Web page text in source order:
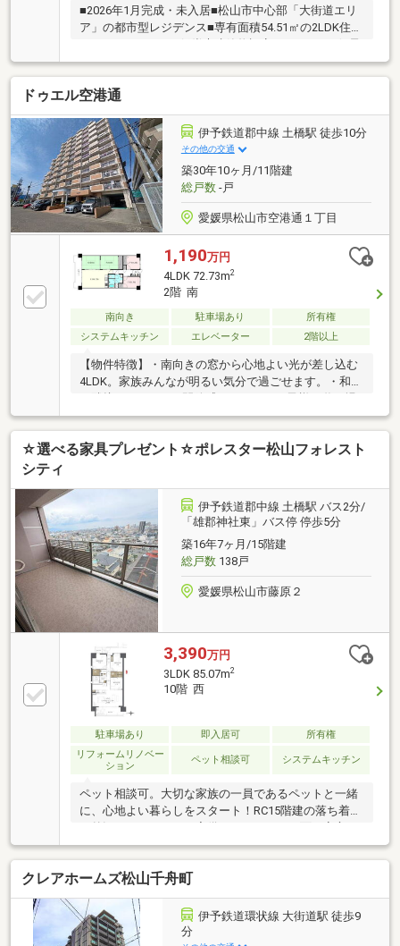
■2026年1月完成・未入居■松山市中心部「大街道エリ
ア」の都市型レジデンス■専有面積54.51㎡の2LDK住戸
鉄「大街道」電停徒歩6分
ドゥエル空港通
伊予鉄道郡中線 土橋駅 徒歩10分
その他の交通
築30年10ヶ月/11階建
総戸数-戸
愛媛県松山市空港通１丁目
1,190万円
4LDK 72.73m2
2階 南
南向き 駐車場あり
所有権
システムキッチン
エレベーター 2階以上
【物件特徴】・南向きの窓から心地よい光が差し込む
4LDK。家族みんなが明るい気分で過ごせます。・和室
や休憩スペースにも最適です。・システムキッチンや
温水洗浄便座など、毎日の暮らしを支える充実の設備
が整います。・マルナカ土居田店まで徒歩6分。夕食
けもスムーズで心にゆとり。バイク置場：５００円／
月額駐車場1台可。
☆選べる家具プレゼント☆ポレスター松山フォレスト
シティ
伊予鉄道郡中線 土橋駅 バス2分/
「雄郡神社東」バス停 停歩5分
築16年7ヶ月/15階建
総戸数138戸
愛媛県松山市藤原２
3,390万円
3LDK 85.07m2
10階 西
駐車場あり 即入居可
所有権
リフォームリノベー
ション
ペット相談可 システムキッチン
ペット相談可。大切な家族の一員であるペットと一緒
に、心地よい暮らしをスタート！RC15階建の落ち着い
た外観。オートロック完備でセキュリティ面も安心。
エレベーターもあり、上階までスムーズに移動できま
す。
クレアホームズ松山千舟町
伊予鉄道環状線 大街道駅 徒歩9
分